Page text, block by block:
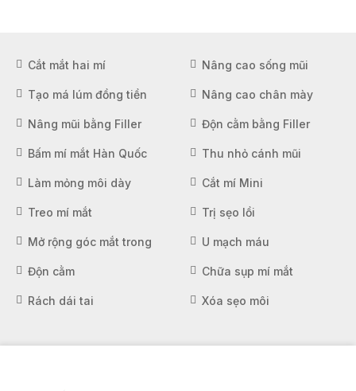
Cắt mắt hai mí Nâng cao sống mũi
Tạo má lúm đồng tiền Nâng cao chân mày
Nâng mũi bằng Filler Độn cằm bằng Filler
Bấm mí mắt Hàn Quốc Thu nhỏ cánh mũi
Làm mỏng môi dày Cắt mí Mini
Treo mí mắt Trị sẹo lồi
Mở rộng góc mắt trong U mạch máu
Độn cằm Chữa sụp mí mắt
Rách dái tai Xóa sẹo môi